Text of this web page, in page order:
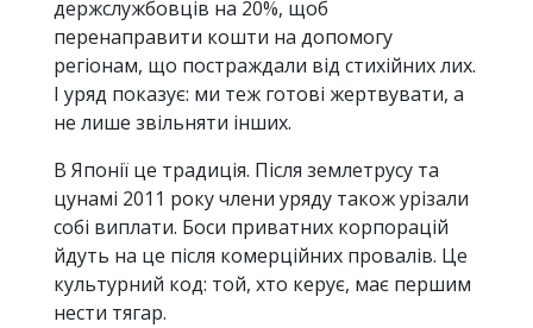
держслужбовців на 20%, щоб
перенаправити кошти на допомогу
регіонам, що постраждали від стихійних лих.
І уряд показує: ми теж готові жертвувати, а
не лише звільняти інших.
В Японії це традиція. Після землетрусу та
цунамі 2011 року члени уряду також урізали
собі виплати. Боси приватних корпорацій
йдуть на це після комерційних провалів. Це
культурний код: той, хто керує, має першим
нести тягар.